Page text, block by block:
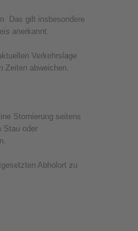
Das gilt insbesondere
anerkannt.
Verkehrslage
Zeiten abweichen.
Stornierung seitens
Stau oder
Abholort zu